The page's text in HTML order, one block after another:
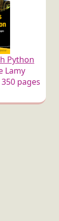
Python
Lamy
pages